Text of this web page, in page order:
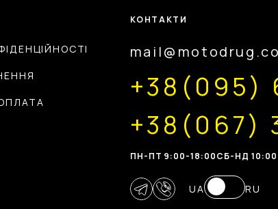
КОНТАКТИ
+38(095)
+38(067)
ПН-ПТ 9:00-18:00CБ-НД
UA RU